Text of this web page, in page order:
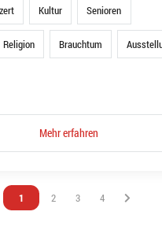
Kultur Senioren
Religion Brauchtum
Mehr erfahren
Vous êtes sur la page
1 Vous êtes sur la page
2 Vous êtes sur la page
3 Vous êtes sur la
4